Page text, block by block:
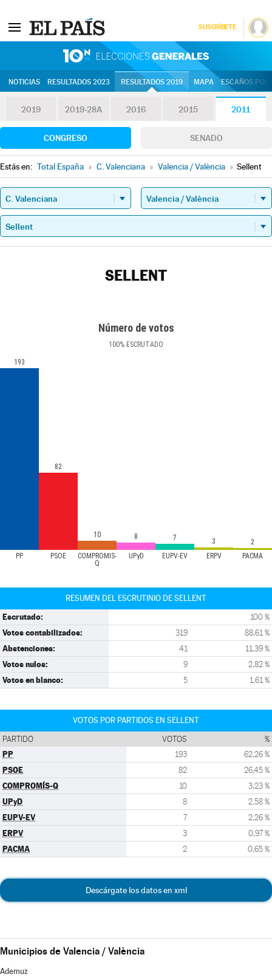
SUSCRÍBETE
NOTICIAS RESULTADOS 2023 RESULTADOS 2019 MAPA ESCAÑOS
2019 2019-28A 2016 2015 2011
CONGRESO SENADO
Estás en: Total España » C. Valenciana » Valencia / València » Sellent
SELLENT
Número de votos
100% ESCRUTADO
PP PSOE
COMPROMÍS-
Q
UPyD EUPV-EV ERPV PACMA
193
82
10 8 7 3 2
RESUMEN DEL ESCRUTINIO DE SELLENT
Escrutado: 100 %
Votos contabilizados: 319 88,61 %
Abstenciones: 41 11,39 %
Votos nulos: 9 2,82 %
Votos en blanco: 5 1,61 %
VOTOS POR PARTIDOS EN SELLENT
PARTIDO VOTOS %
PP 193 62,26 %
PSOE 82 26,45 %
COMPROMÍS-Q 10 3,23 %
UPyD 8 2,58 %
EUPV-EV 7 2,26 %
ERPV 3 0,97 %
PACMA 2 0,65 %
Descárgate los datos en xml
Municipios de Valencia / València
Ademuz